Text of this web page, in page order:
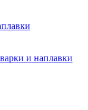
и наплавки